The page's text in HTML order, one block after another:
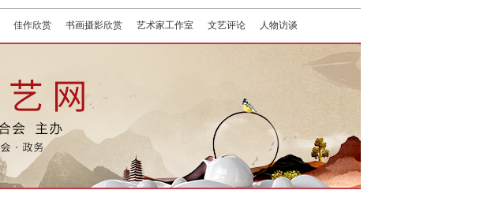
佳作欣赏 书画摄影欣赏 艺术家工作室 文艺评论 人物访谈